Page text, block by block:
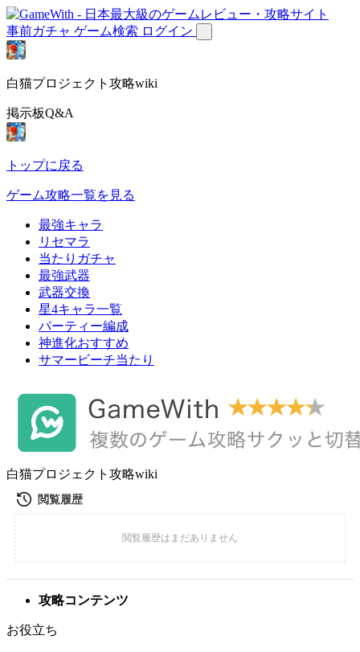
事前ガチャ ゲーム検索 ログイン
白猫プロジェクト攻略wiki
掲示板Q&A
トップに戻る
ゲーム攻略一覧を見る
最強キャラ
リセマラ
当たりガチャ
最強武器
武器交換
星4キャラ一覧
パーティー編成
神進化おすすめ
サマービーチ当たり
白猫プロジェクト攻略wiki
攻略コンテンツ
お役立ち